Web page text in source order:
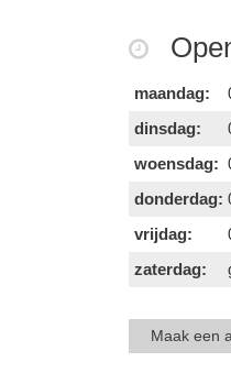
maandag:
dinsdag:
woensdag:
donderdag:
vrijdag:
zaterdag:
Maak een